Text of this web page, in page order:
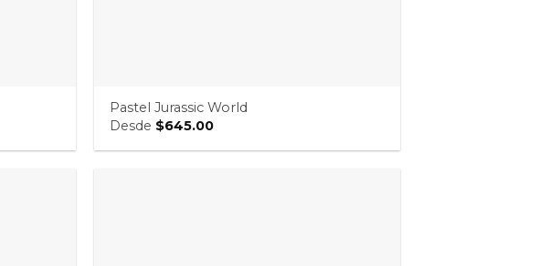
Pastel Jurassic World
Desde $645.00